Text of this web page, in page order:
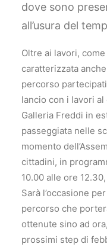
dove sono
all’usura del
Oltre ai lavori,
caratterizzata
percorso
lancio con i lavori al
Galleria Freddi in
passeggiata nelle
momento
cittadini, in
10.00 alle ore
Sarà l’occasione
percorso che
ottenute sino ad
prossimi step di